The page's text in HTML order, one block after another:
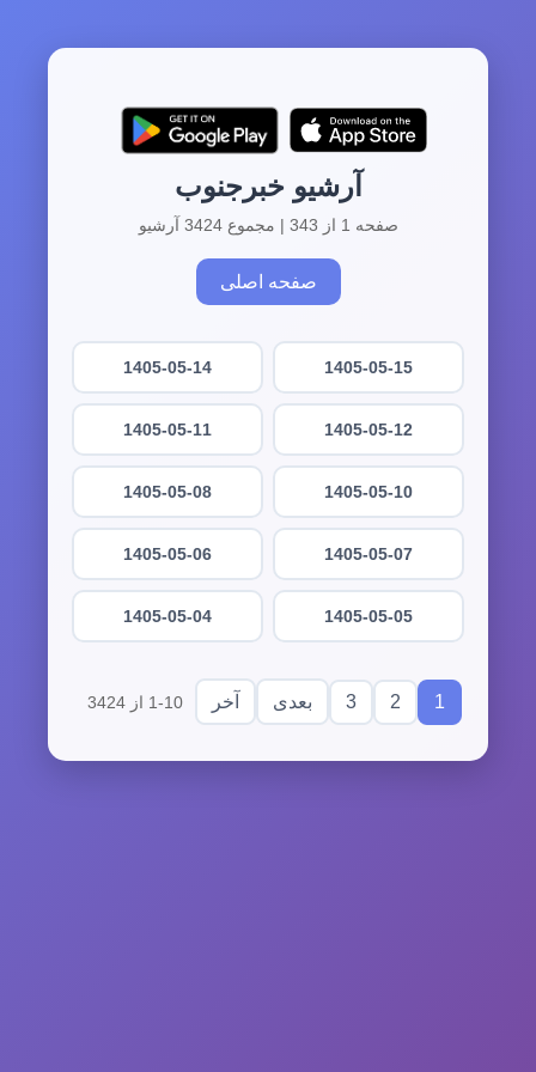
آرشیو خبرجنوب
صفحه 1 از 343 | مجموع 3424 آرشیو
صفحه اصلی
1405-05-15
1405-05-14
1405-05-12
1405-05-11
1405-05-10
1405-05-08
1405-05-07
1405-05-06
1405-05-05
1405-05-04
1
2
3 بعدی آخر 1-10 از 3424